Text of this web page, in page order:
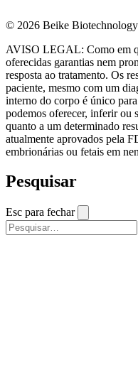
© 2026 Beike
AVISO LEGAL: Como em
oferecidas garantias nem
resposta ao tratamento. Os
paciente, mesmo com um
interno do corpo é único
podemos oferecer, inferir ou
quanto a um determinado
atualmente aprovados pela
embrionárias ou fetais em
Pesquisar
Esc para fechar